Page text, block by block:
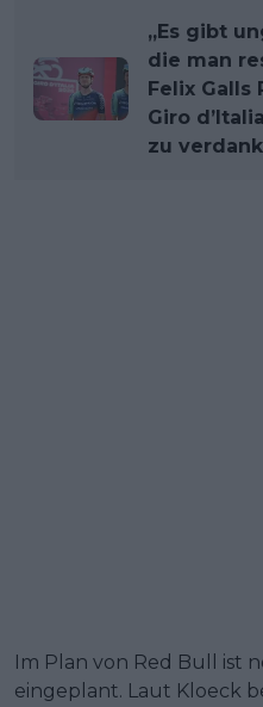
„Es gibt
die man
Felix Galls
Giro
zu
Im Plan von Red Bull ist
eingeplant. Laut Kloeck